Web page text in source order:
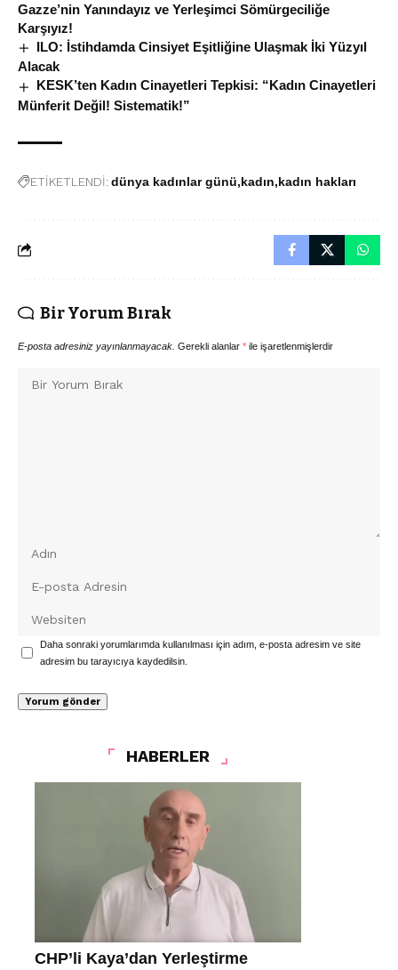
Gazze’nin Yanındayız ve Yerleşimci Sömürgeciliğe
Karşıyız!
ILO: İstihdamda Cinsiyet Eşitliğine Ulaşmak İki Yüzyıl
Alacak
KESK’ten Kadın Cinayetleri Tepkisi: “Kadın Cinayetleri
Münferit Değil! Sistematik!”
ETİKETLENDİ:dünya kadınlar günü kadın kadın hakları
Bir Yorum Bırak
E-posta adresiniz yayınlanmayacak. Gerekli alanlar * ile işaretlenmişlerdir
Daha sonraki yorumlarımda kullanılması için adım, e-posta adresim ve site
adresim bu tarayıcıya kaydedilsin.
HABERLER
CHP’li Kaya’dan Yerleştirme